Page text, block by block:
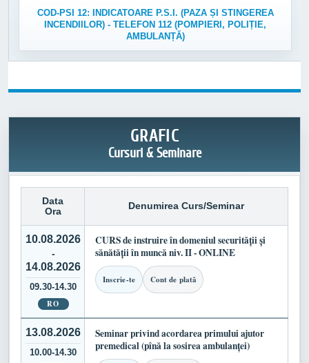
COD-PSI 12: INDICATOARE P.S.I. (PAZA ȘI STINGEREA
INCENDIILOR) - TELEFON 112 (POMPIERI, POLIȚIE,
AMBULANȚĂ)
GRAFIC
Cursuri & Seminare
Data
Ora
Denumirea Curs/Seminar
10.08.2026
-
14.08.2026
09.30-14.30
RO
CURS de instruire în domeniul securității și
sănătății în muncă niv. II - ONLINE
Inscrie-te Cont de plată
13.08.2026
10.00-14.30
Seminar privind acordarea primului ajutor
premedical (pînă la sosirea ambulanței)